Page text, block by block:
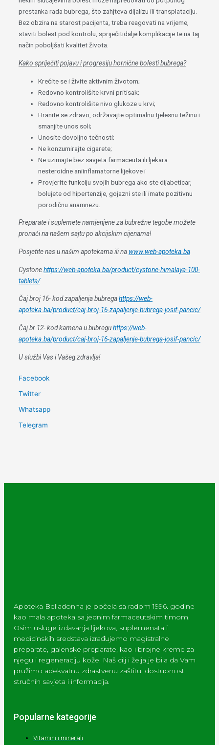
prestanka rada bubrega, što zahjteva dijalizu ili transplataciju.
Bez obzira na starost pacijenta, treba reagovati na vrijeme,
staviti bolest pod kontrolu, spriječitidalje komplikacije te na taj
način poboljšati kvalitet života.
Kako spriječiti pojavu i progresiju hornične bolesti bubrega?
Krećite se i živite aktivnim životom;
Redovno kontrolišite krvni pritisak;
Redovno kontrolišite nivo glukoze u krvi;
Hranite se zdravo, održavajte optimalnu tjelesnu težinu i
smanjite unos soli;
Unosite dovoljno tečnosti;
Ne konzumirajte cigarete;
Ne uzimajte bez savjeta farmaceuta ili ljekara
nesteroidne aniinflamatorne lijekove i
Provjerite funkciju svojih bubrega ako ste dijabeticar,
bolujete od hipertenzije, gojazni ste ili imate pozitivnu
porodičnu anamnezu.
Preparate i suplemete namjenjene za bubrežne tegobe možete
pronaći na našem sajtu po akcijskim cijenama!
Posjetite nas u našim apotekama ili na www.web-apoteka.ba
Cystonehttps://web-apoteka.ba/product/cystone-himalaya-100-
tableta/
Čaj broj 16- kod zapaljenja bubregahttps://web-
apoteka.ba/product/caj-broj-16-zapaljenje-bubrega-josif-pancic/
Čaj br 12- kod kamena u bubreguhttps://web-
apoteka.ba/product/caj-broj-16-zapaljenje-bubrega-josif-pancic/
Uslužbi Vas i Vašeg zdravlja!
Facebook
Twitter
Whatsapp
Telegram
Apoteka Belladonna je počela sa radom 1996. godine
kao mala apoteka sa jednim farmaceutskim timom.
Osim usluge izdavanja lijekova, suplemenata i
medicinskih sredstava izrađujemo magistralne
preparate, galenske preparate, kao i brojne kreme za
njegu i regeneraciju kože. Naš cilj i želja je bila da Vam
pružimo adekvatnu zdrastvenu zaštitu, dostupnost
stručnih savjeta i informacija.
Popularne kategorije
Vitamini i minerali